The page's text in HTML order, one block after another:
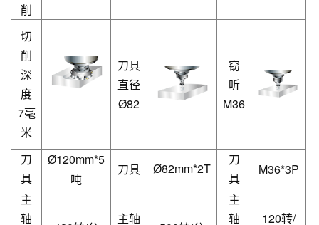
削
切
削
深
度
7毫
米
刀具
直径
Ø82
窃
听
M36
刀
具
Ø120mm*5
吨
刀具 Ø82mm*2T
刀
具
M36*3P
主
轴
主轴
主
轴
120转/